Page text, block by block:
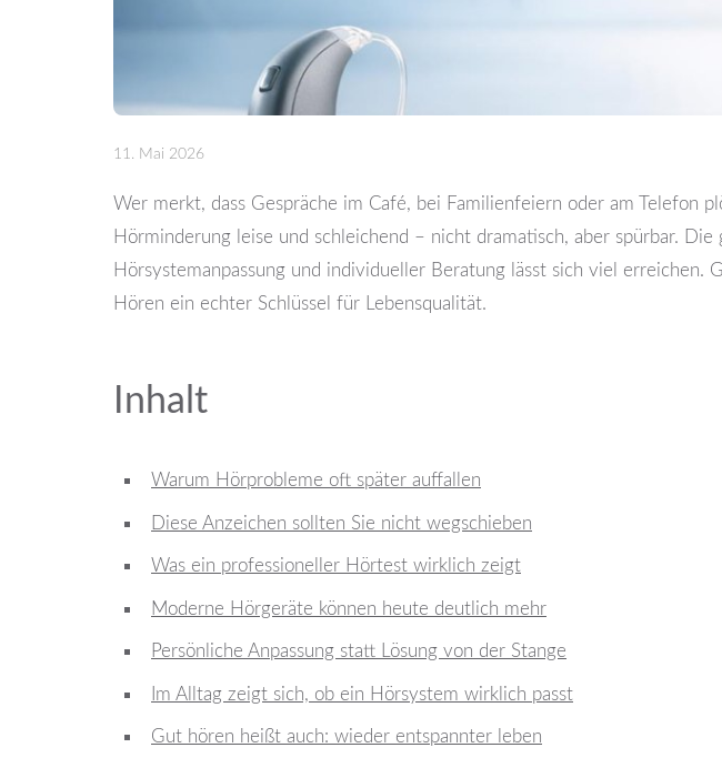
11. Mai 2026
Wer merkt, dass Gespräche im Café, bei Familienfeiern oder am Telefon
Hörminderung leise und schleichend – nicht dramatisch, aber spürbar.
Hörsystemanpassung und individueller Beratung lässt sich viel
Hören ein echter Schlüssel für Lebensqualität.
Inhalt
Warum Hörprobleme oft später auffallen
Diese Anzeichen sollten Sie nicht wegschieben
Was ein professioneller Hörtest wirklich zeigt
Moderne Hörgeräte können heute deutlich mehr
Persönliche Anpassung statt Lösung von der Stange
Im Alltag zeigt sich, ob ein Hörsystem wirklich passt
Gut hören heißt auch: wieder entspannter leben